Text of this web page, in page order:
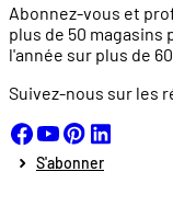
Abonnez-vous et
plus de 50 magasins
l'année sur plus de
Suivez-nous sur les
S'abonner